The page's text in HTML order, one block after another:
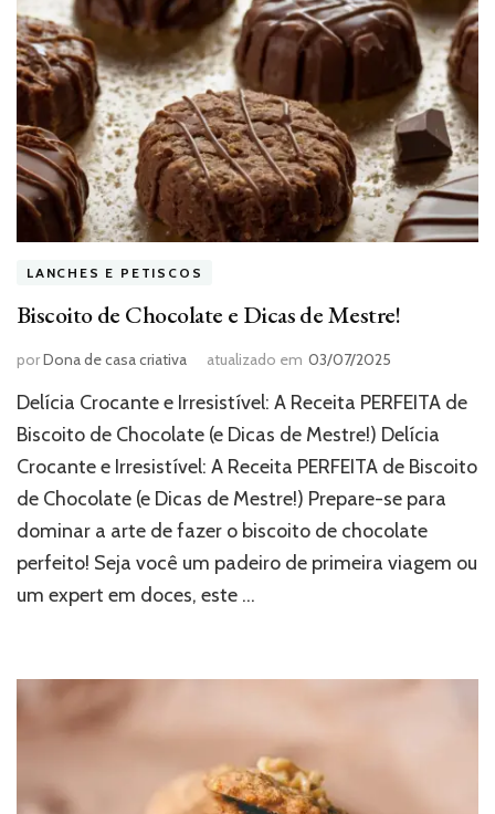
LANCHES E PETISCOS
Biscoito de Chocolate e Dicas de Mestre!
porDona de casa criativa atualizado em 03/07/2025
Delícia Crocante e Irresistível: A Receita PERFEITA de
Biscoito de Chocolate (e Dicas de Mestre!) Delícia
Crocante e Irresistível: A Receita PERFEITA de Biscoito
de Chocolate (e Dicas de Mestre!) Prepare-se para
dominar a arte de fazer o biscoito de chocolate
perfeito! Seja você um padeiro de primeira viagem ou
um expert em doces, este …